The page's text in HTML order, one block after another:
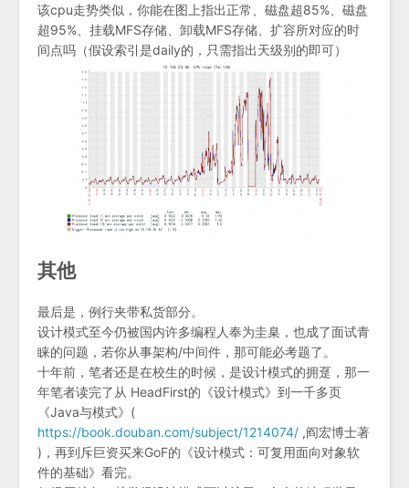
该cpu走势类似，你能在图上指出正常、磁盘超85%、磁盘
超95%、挂载MFS存储、卸载MFS存储、扩容所对应的时
间点吗（假设索引是daily的，只需指出天级别的即可）
其他
最后是，例行夹带私货部分。
设计模式至今仍被国内许多编程人奉为圭臬，也成了面试青
睐的问题，若你从事架构/中间件，那可能必考题了。
十年前，笔者还是在校生的时候，是设计模式的拥趸，那一
年笔者读完了从 HeadFirst的《设计模式》到一千多页
《Java与模式》(
https://book.douban.com/subject/1214074/ ,阎宏博士著
)，再到斥巨资买来GoF的《设计模式：可复用面向对象软
件的基础》看完。